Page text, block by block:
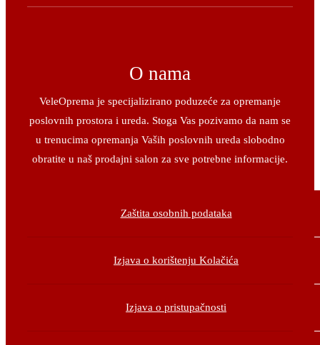
O nama
VeleOprema je specijalizirano poduzeće za opremanje
poslovnih prostora i ureda. Stoga Vas pozivamo da nam se
u trenucima opremanja Vaših poslovnih ureda slobodno
obratite u naš prodajni salon za sve potrebne informacije.
Zaštita osobnih podataka
Izjava o korištenju Kolačića
Izjava o pristupačnosti